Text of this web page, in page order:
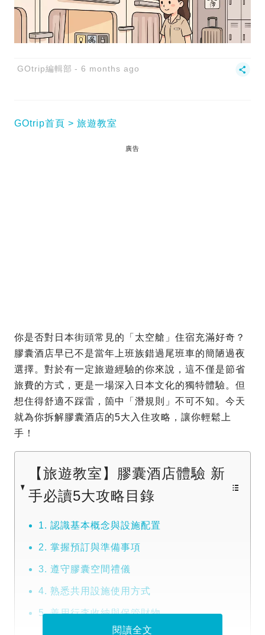
GOtrip編輯部 6 months ago
GOtrip首頁 旅遊教室
廣告
你是否對日本街頭常見的「太空艙」住宿充滿好奇？
膠囊酒店早已不是當年上班族錯過尾班車的簡陋過夜
選擇。對於有一定旅遊經驗的你來說，這不僅是節省
旅費的方式，更是一場深入日本文化的獨特體驗。但
想住得舒適不踩雷，箇中「潛規則」不可不知。今天
就為你拆解膠囊酒店的5大入住攻略，讓你輕鬆上
手！
【旅遊教室】膠囊酒店體驗 新
手必讀5大攻略目錄
1. 認識基本概念與設施配置
2. 掌握預訂與準備事項
3. 遵守膠囊空間禮儀
4. 熟悉共用設施使用方式
5. 善用行李收納與保管財物
閱讀全文